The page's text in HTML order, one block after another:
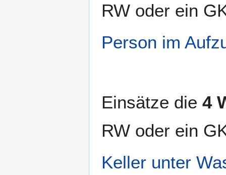
RW oder ein
Person im
Einsätze die 4
RW oder ein
Keller unter